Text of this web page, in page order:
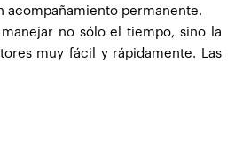
acompañamiento permanente.
no sólo el tiempo, sino la
muy fácil y rápidamente. Las
que aprendí.